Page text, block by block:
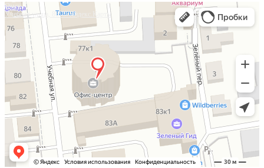
Омск
Учебная улица, 86 — Яндекс.Карты